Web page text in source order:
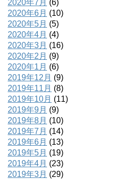
2020年7月 (6)
2020年6月 (10)
2020年5月 (5)
2020年4月 (4)
2020年3月 (16)
2020年2月 (9)
2020年1月 (6)
2019年12月 (9)
2019年11月 (8)
2019年10月 (11)
2019年9月 (9)
2019年8月 (10)
2019年7月 (14)
2019年6月 (13)
2019年5月 (19)
2019年4月 (23)
2019年3月 (29)